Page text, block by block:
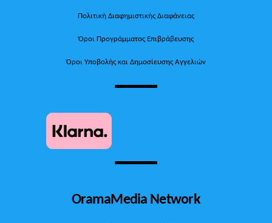
Πολιτική Διαφημιστικής Διαφάνειας
Όροι Προγράμματος Επιβράβευσης
Όροι Υποβολής και Δημοσίευσης Αγγελιών
OramaMedia Network